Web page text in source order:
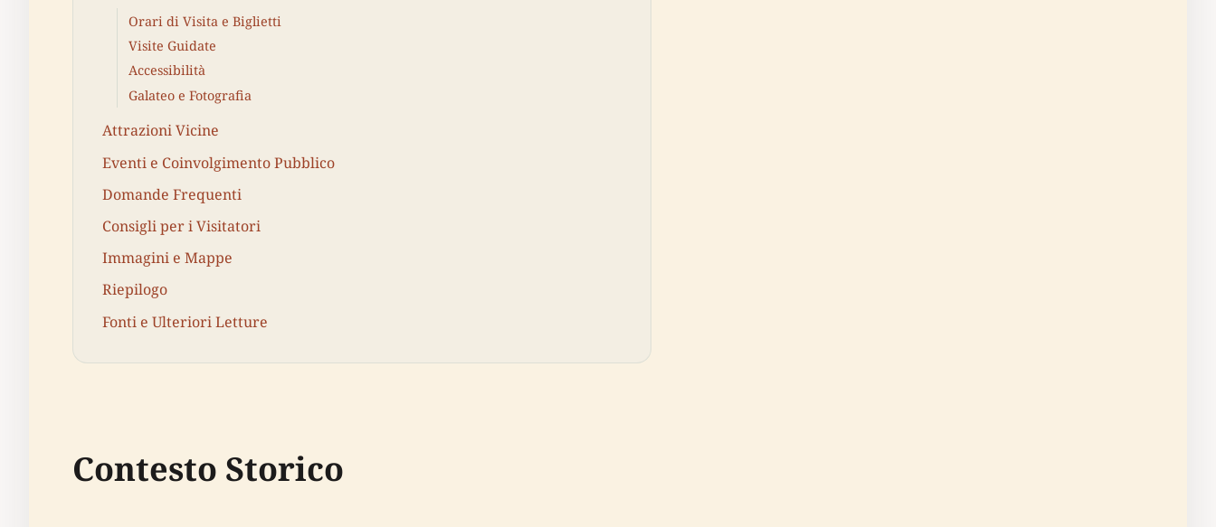
Orari di Visita e Biglietti
Visite Guidate
Accessibilità
Galateo e Fotografia
Attrazioni Vicine
Eventi e Coinvolgimento Pubblico
Domande Frequenti
Consigli per i Visitatori
Immagini e Mappe
Riepilogo
Fonti e Ulteriori Letture
Contesto Storico